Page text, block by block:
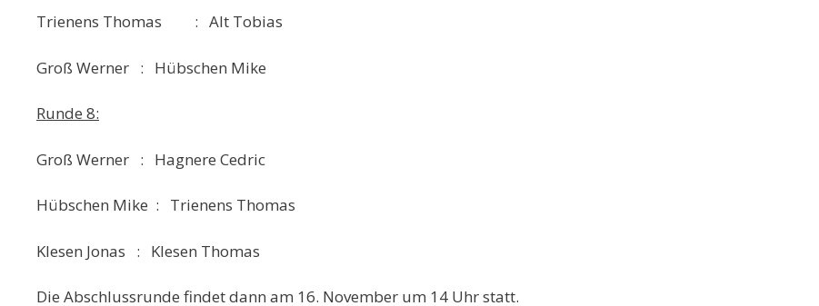
Trienens Thomas : Alt Tobias
Groß Werner : Hübschen Mike
Runde 8:
Groß Werner : Hagnere Cedric
Hübschen Mike : Trienens Thomas
Klesen Jonas : Klesen Thomas
Die Abschlussrunde findet dann am 16. November um 14 Uhr statt.